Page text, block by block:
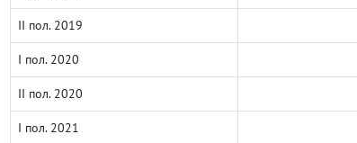
II пол. 2019
I пол. 2020
II пол. 2020
I пол. 2021